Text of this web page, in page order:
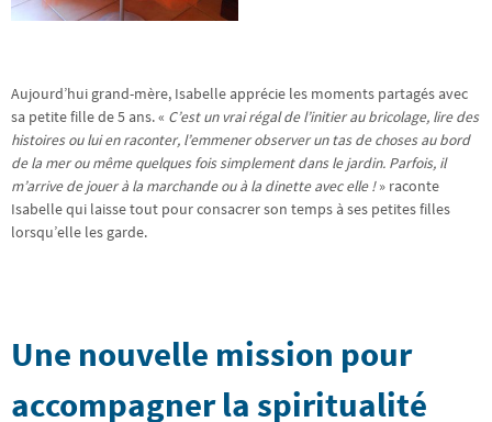
Aujourd’hui grand-mère, Isabelle apprécie les moments partagés avec
sa petite fille de 5 ans. « C’est un vrai régal de l’initier au bricolage, lire des
histoires ou lui en raconter, l’emmener observer un tas de choses au bord
de la mer ou même quelques fois simplement dans le jardin. Parfois, il
m’arrive de jouer à la marchande ou à la dinette avec elle !» raconte
Isabelle qui laisse tout pour consacrer son temps à ses petites filles
lorsqu’elle les garde.
Une nouvelle mission pour
accompagner la spiritualité